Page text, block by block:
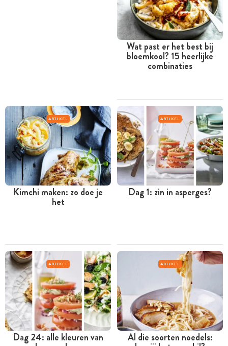
Wat past er het best bij
bloemkool? 15 heerlijke
combinaties
ARTIKEL
Kimchi maken: zo doe je
het
ARTIKEL
Dag 1: zin in asperges?
ARTIKEL
Dag 24: alle kleuren van
ARTIKEL
Al die soorten noedels: